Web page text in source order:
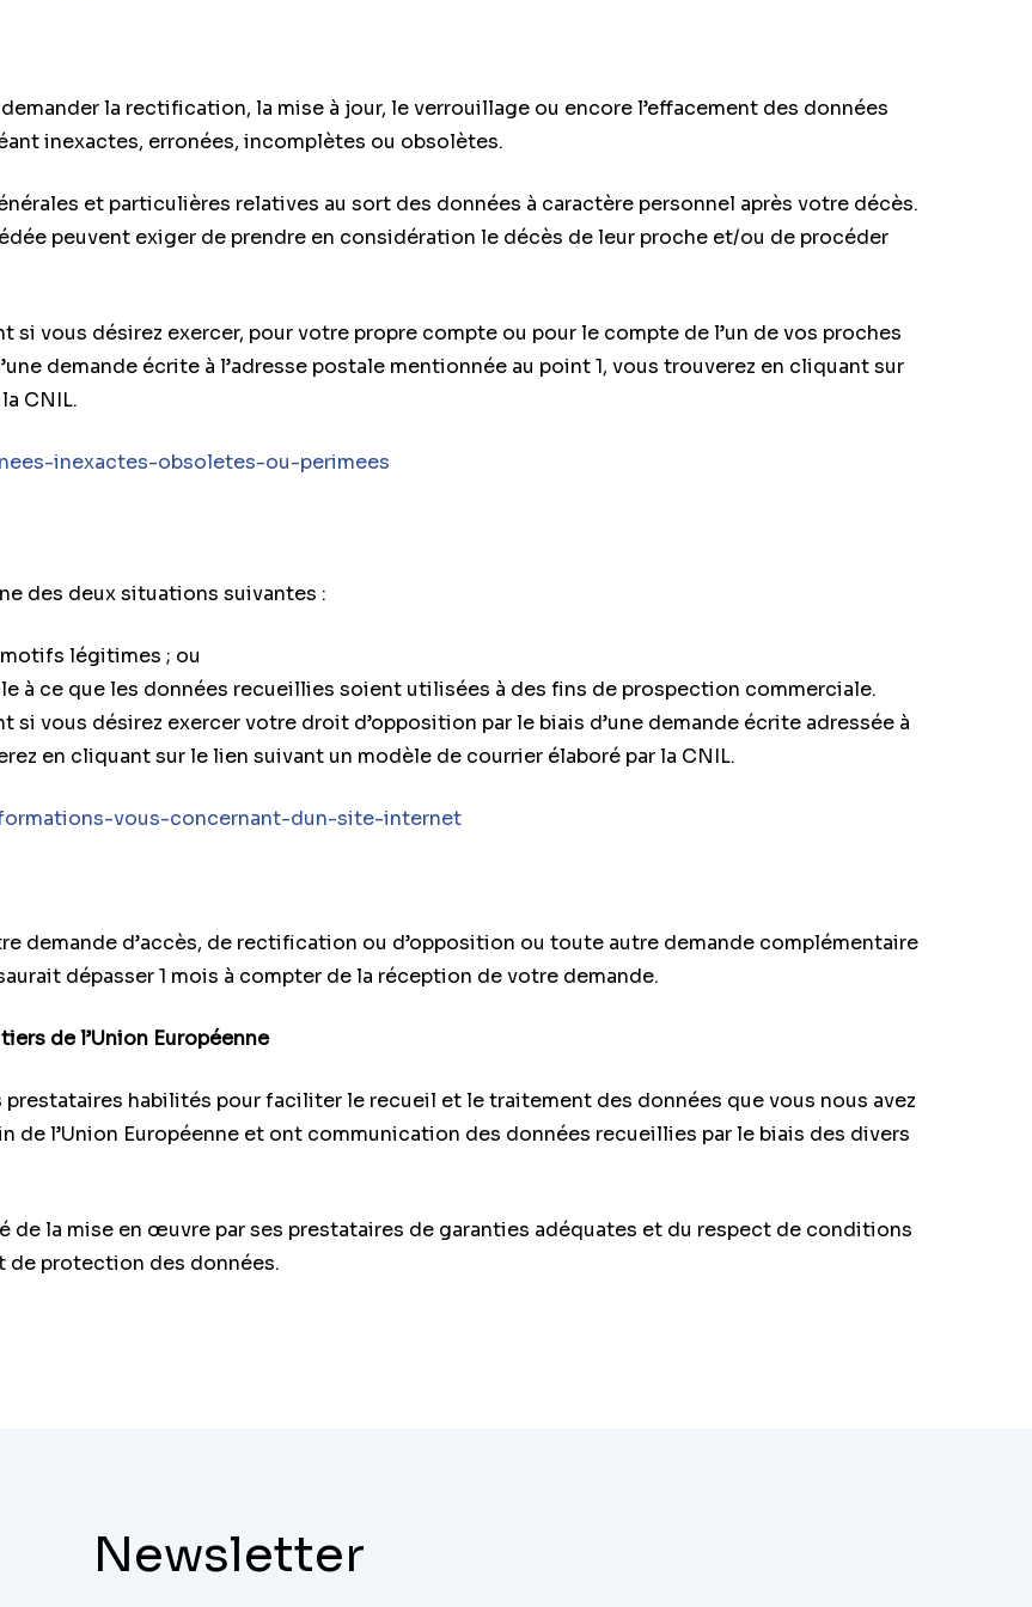
la rectification, la mise à jour, le verrouillage ou encore l’effacement des données
inexactes, erronées, incomplètes ou obsolètes.
et particulières relatives au sort des données à caractère personnel après votre décès.
peuvent exiger de prendre en considération le décès de leur proche et/ou de procéder
si vous désirez exercer, pour votre propre compte ou pour le compte de l’un de vos proches
demande écrite à l’adresse postale mentionnée au point 1, vous trouverez en cliquant sur
CNIL.
inexactes-obsoletes-ou-perimees
des deux situations suivantes :
légitimes ; ou
à ce que les données recueillies soient utilisées à des fins de prospection commerciale.
si vous désirez exercer votre droit d’opposition par le biais d’une demande écrite adressée à
en cliquant sur le lien suivant un modèle de courrier élaboré par la CNIL.
vous-concernant-dun-site-internet
demande d’accès, de rectification ou d’opposition ou toute autre demande complémentaire
dépasser 1 mois à compter de la réception de votre demande.
de l’Union Européenne
prestataires habilités pour faciliter le recueil et le traitement des données que vous nous avez
de l’Union Européenne et ont communication des données recueillies par le biais des divers
de la mise en œuvre par ses prestataires de garanties adéquates et du respect de conditions
de protection des données.
Newsletter